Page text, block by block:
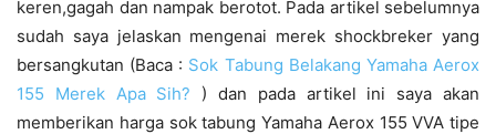
keren,gagah dan nampak berotot. Pada artikel sebelumnya
sudah saya jelaskan mengenai merek shockbreker yang
bersangkutan (Baca : Sok Tabung Belakang Yamaha Aerox
155 Merek Apa Sih? ) dan pada artikel ini saya akan
memberikan harga sok tabung Yamaha Aerox 155 VVA tipe